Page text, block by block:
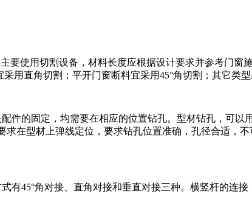
要使用切割设备，材料长度应根据设计要求并参考门窗
用直角切割；平开门窗断料宜采用45°角切割；其它类
件的固定，均需要在相应的位置钻孔。型材钻孔，可以
在型材上弹线定位，要求钻孔位置准确，孔径合适，
45°角对接、直角对接和垂直对接三种。横竖杆的连